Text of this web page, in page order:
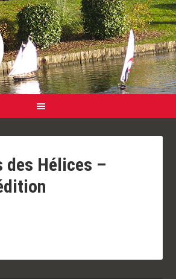
des Hélices –